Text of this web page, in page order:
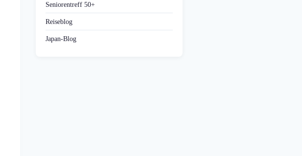
Seniorentreff 50+
Reiseblog
Japan-Blog